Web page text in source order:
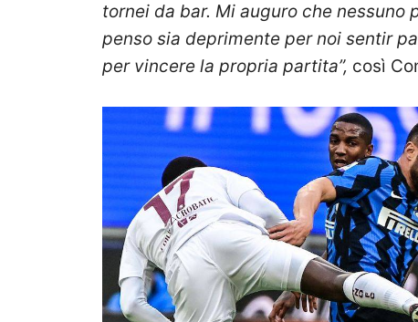
tornei da bar. Mi auguro che
penso sia deprimente per noi sentir
per vincere la propria partita”, così